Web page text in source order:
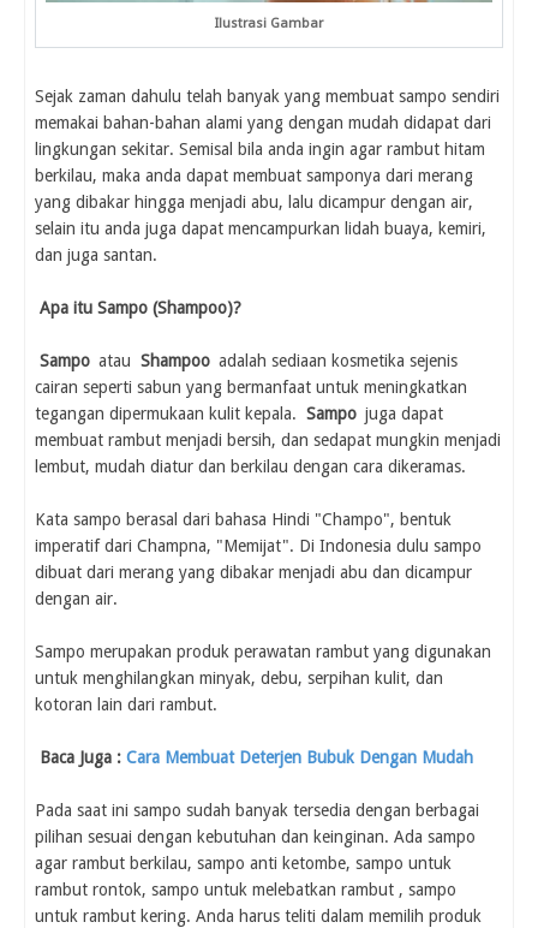
Ilustrasi Gambar
Sejak zaman dahulu telah banyak yang membuat sampo sendiri
memakai bahan-bahan alami yang dengan mudah didapat dari
lingkungan sekitar. Semisal bila anda ingin agar rambut hitam
berkilau, maka anda dapat membuat samponya dari merang
yang dibakar hingga menjadi abu, lalu dicampur dengan air,
selain itu anda juga dapat mencampurkan lidah buaya, kemiri,
dan juga santan.
Apa itu Sampo (Shampoo)?
Sampo atau Shampoo adalah sediaan kosmetika sejenis
cairan seperti sabun yang bermanfaat untuk meningkatkan
tegangan dipermukaan kulit kepala. Sampo juga dapat
membuat rambut menjadi bersih, dan sedapat mungkin menjadi
lembut, mudah diatur dan berkilau dengan cara dikeramas.
Kata sampo berasal dari bahasa Hindi "Champo", bentuk
imperatif dari Champna, "Memijat". Di Indonesia dulu sampo
dibuat dari merang yang dibakar menjadi abu dan dicampur
dengan air.
Sampo merupakan produk perawatan rambut yang digunakan
untuk menghilangkan minyak, debu, serpihan kulit, dan
kotoran lain dari rambut.
Baca Juga : Cara Membuat Deterjen Bubuk Dengan Mudah
Pada saat ini sampo sudah banyak tersedia dengan berbagai
pilihan sesuai dengan kebutuhan dan keinginan. Ada sampo
agar rambut berkilau, sampo anti ketombe, sampo untuk
rambut rontok, sampo untuk melebatkan rambut , sampo
untuk rambut kering. Anda harus teliti dalam memilih produk